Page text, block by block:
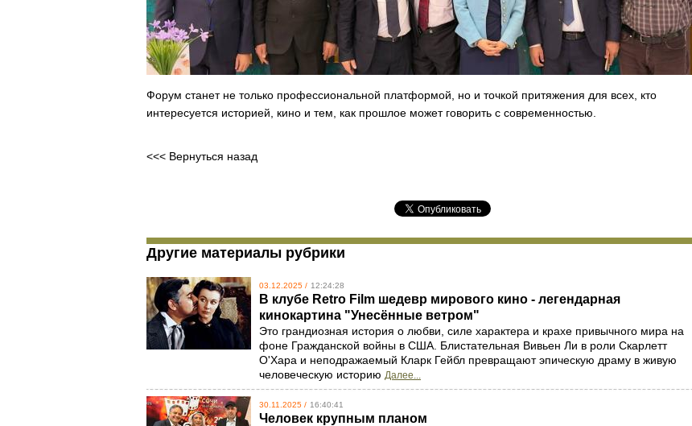
Форум станет не только профессиональной платформой, но и точкой притяжения для всех, кто
интересуется историей, кино и тем, как прошлое может говорить с современностью.
<<< Вернуться назад
Другие материалы рубрики
03.12.2025 / 12:24:28
В клубе Retro Film шедевр мирового кино - легендарная
кинокартина "Унесённые ветром"
Это грандиозная история о любви, силе характера и крахе привычного мира на
фоне Гражданской войны в США. Блистательная Вивьен Ли в роли Скарлетт
О'Хара и неподражаемый Кларк Гейбл превращают эпическую драму в живую
человеческую историю Далее...
30.11.2025 / 16:40:41
Человек крупным планом